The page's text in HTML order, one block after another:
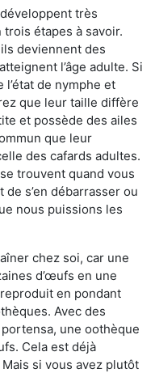
très
étapes à savoir.
deviennent des
l’âge adulte. Si
de nymphe et
que leur taille diffère
et possède des ailes
que leur
des cafards adultes.
trouvent quand vous
s’en débarrasser ou
nous puissions les
chez soi, car une
d’œufs en une
en pondant
Avec des
une oothèque
Cela est déjà
si vous avez plutôt